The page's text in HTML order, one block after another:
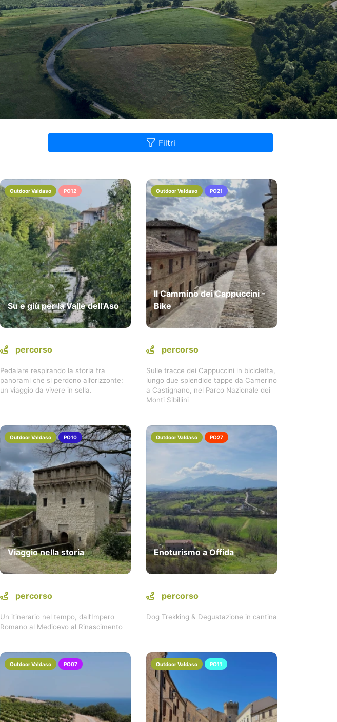
Filtri
Outdoor Valdaso PO12
Su e giù per la Valle dell'Aso
percorso
Pedalare respirando la storia tra
panorami che si perdono all’orizzonte:
un viaggio da vivere in sella.
Outdoor Valdaso PO21
Il Cammino dei Cappuccini -
Bike
percorso
Sulle tracce dei Cappuccini in bicicletta,
lungo due splendide tappe da Camerino
a Castignano, nel Parco Nazionale dei
Monti Sibillini
Outdoor Valdaso PO10
Viaggio nella storia
percorso
Un itinerario nel tempo, dall’Impero
Romano al Medioevo al Rinascimento
Outdoor Valdaso PO27
Enoturismo a Offida
percorso
Dog Trekking & Degustazione in cantina
Outdoor Valdaso PO07 Outdoor Valdaso PO11